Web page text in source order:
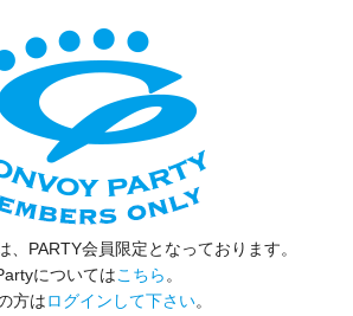
、PARTY会員限定となっております。
についてはこちら 。
方はログインして下さい。